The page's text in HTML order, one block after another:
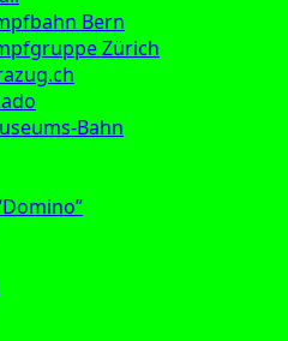
Bern
Zürich
Bahn